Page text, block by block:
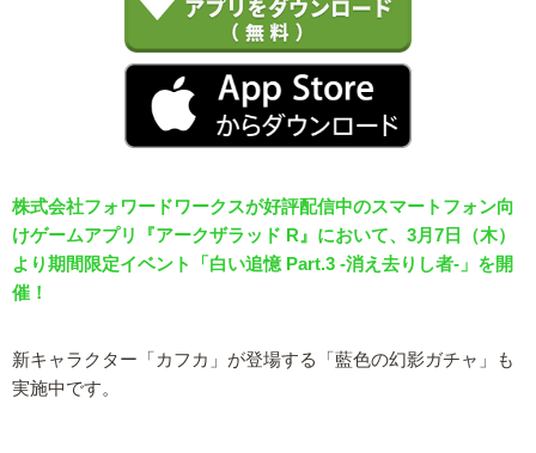
株式会社フォワードワークスが好評配信中のスマートフォン向
けゲームアプリ『アークザラッド R』において、3月7日（木）
より期間限定イベント「白い追憶 Part.3 -消え去りし者-」を開
催！
新キャラクター「カフカ」が登場する「藍色の幻影ガチャ」も
実施中です。